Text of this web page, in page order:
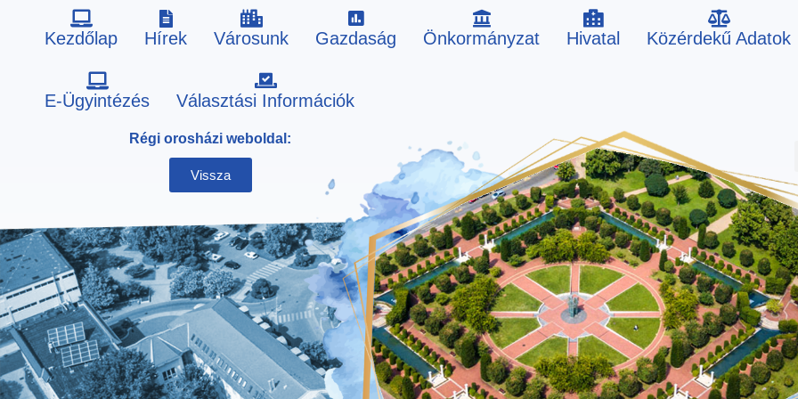
Kezdőlap Hírek Városunk Gazdaság Önkormányzat Hivatal Közérdekű Adatok
E-Ügyintézés Választási Információk
Régi orosházi weboldal:
Vissza